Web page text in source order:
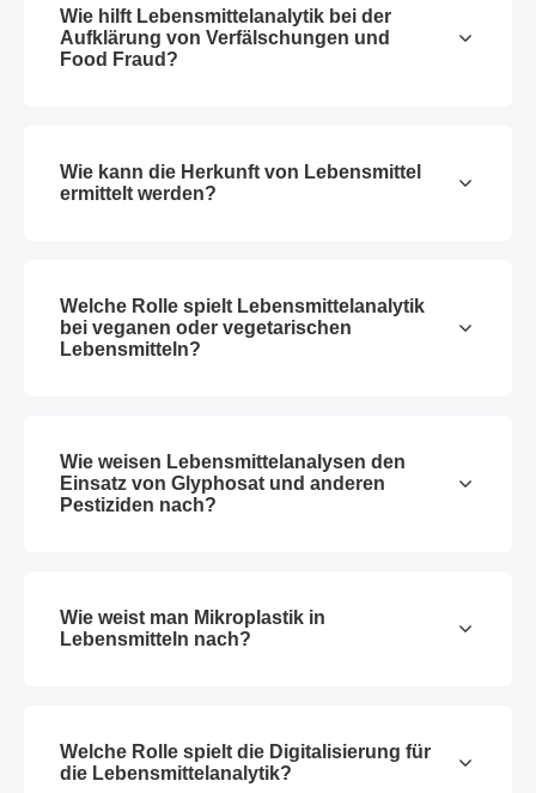
Wie hilft Lebensmittelanalytik bei der
Aufklärung von Verfälschungen und
Food Fraud?
Wie kann die Herkunft von Lebensmittel
ermittelt werden?
Welche Rolle spielt Lebensmittelanalytik
bei veganen oder vegetarischen
Lebensmitteln?
Wie weisen Lebensmittelanalysen den
Einsatz von Glyphosat und anderen
Pestiziden nach?
Wie weist man Mikroplastik in
Lebensmitteln nach?
Welche Rolle spielt die Digitalisierung für
die Lebensmittelanalytik?